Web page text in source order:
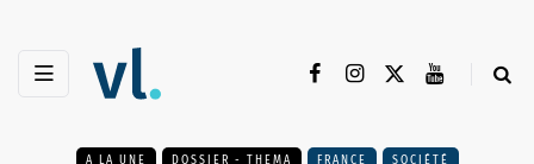
A LA UNE DOSSIER - THEMA FRANCE SOCIÉTÉ